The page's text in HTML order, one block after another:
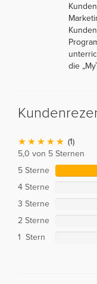
die
(1)
5,0 von 5 Sternen
5 Sterne
4 Sterne
3 Sterne
2 Sterne
1 Stern